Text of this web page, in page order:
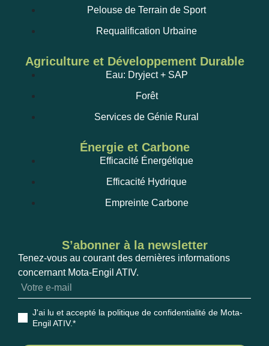
Pelouse de Terrain de Sport
Requalification Urbaine
Agriculture et Développement Durable
Eau: Dryject + SAP
Forêt
Services de Génie Rural
Énergie et Carbone
Efficacité Énergétique
Efficacité Hydrique
Empreinte Carbone
S’abonner à la newsletter
Tenez-vous au courant des dernières informations
concernant Mota-Engil ATIV.
J'ai lu et accepté la politique de confidentialité de Mota-
Engil ATIV.*